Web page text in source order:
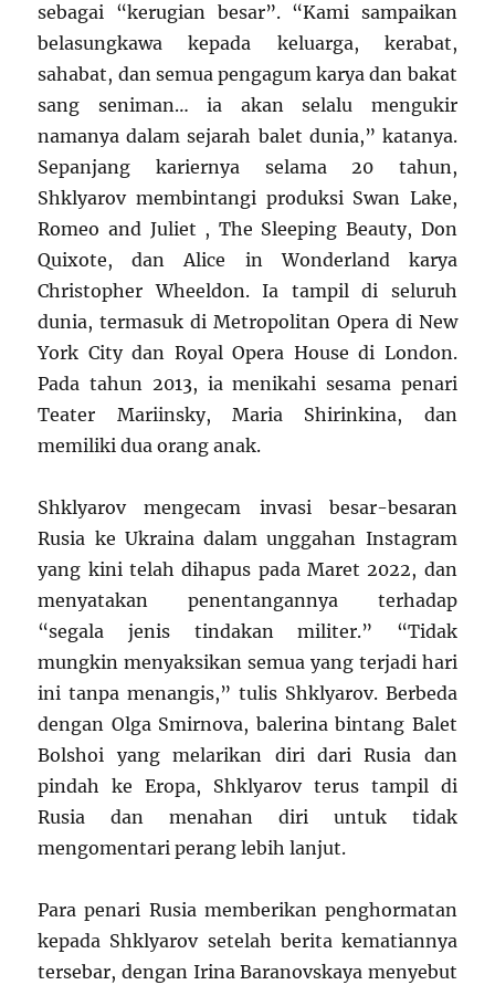
sebagai “kerugian besar”. “Kami sampaikan
belasungkawa kepada keluarga, kerabat,
sahabat, dan semua pengagum karya dan bakat
sang seniman… ia akan selalu mengukir
namanya dalam sejarah balet dunia,” katanya.
Sepanjang kariernya selama 20 tahun,
Shklyarov membintangi produksi Swan Lake,
Romeo and Juliet , The Sleeping Beauty, Don
Quixote, dan Alice in Wonderland karya
Christopher Wheeldon. Ia tampil di seluruh
dunia, termasuk di Metropolitan Opera di New
York City dan Royal Opera House di London.
Pada tahun 2013, ia menikahi sesama penari
Teater Mariinsky, Maria Shirinkina, dan
memiliki dua orang anak.
Shklyarov mengecam invasi besar-besaran
Rusia ke Ukraina dalam unggahan Instagram
yang kini telah dihapus pada Maret 2022, dan
menyatakan penentangannya terhadap
“segala jenis tindakan militer.” “Tidak
mungkin menyaksikan semua yang terjadi hari
ini tanpa menangis,” tulis Shklyarov. Berbeda
dengan Olga Smirnova, balerina bintang Balet
Bolshoi yang melarikan diri dari Rusia dan
pindah ke Eropa, Shklyarov terus tampil di
Rusia dan menahan diri untuk tidak
mengomentari perang lebih lanjut.
Para penari Rusia memberikan penghormatan
kepada Shklyarov setelah berita kematiannya
tersebar, dengan Irina Baranovskaya menyebut